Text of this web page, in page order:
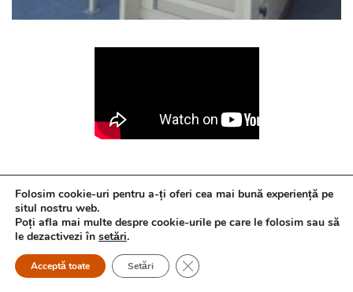
Cere ofertă
Folosim cookie-uri pentru a-ți oferi cea mai bună experiență pe
situl nostru web.
Poți afla mai multe despre cookie-urile pe care le folosim sau să
le dezactivezi în setări.
Acceptă toate Setări Close GDPR Cookie Banner